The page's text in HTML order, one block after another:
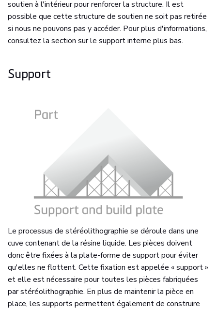
soutien à l'intérieur pour renforcer la structure. Il est
possible que cette structure de soutien ne soit pas retirée
si nous ne pouvons pas y accéder. Pour plus d'informations,
consultez la section sur le support interne plus bas.
Support
Le processus de stéréolithographie se déroule dans une
cuve contenant de la résine liquide. Les pièces doivent
donc être fixées à la plate-forme de support pour éviter
qu'elles ne flottent. Cette fixation est appelée « support »
et elle est nécessaire pour toutes les pièces fabriquées
par stéréolithographie. En plus de maintenir la pièce en
place, les supports permettent également de construire